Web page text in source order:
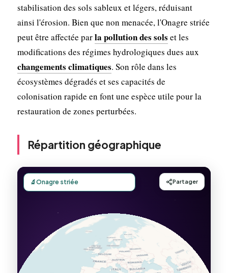
stabilisation des sols sableux et légers, réduisant
ainsi l'érosion. Bien que non menacée, l'Onagre striée
peut être affectée parla pollution des sols et les
modifications des régimes hydrologiques dues aux
changements climatiques. Son rôle dans les
écosystèmes dégradés et ses capacités de
colonisation rapide en font une espèce utile pour la
restauration de zones perturbées.
Répartition géographique